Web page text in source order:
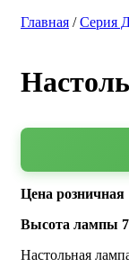
Главная /Серия
Цена розничная
Высота лампы
Настольная